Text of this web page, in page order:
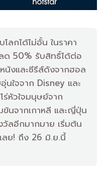
กได้ไม่อั้น ในราคา
ด 50% รับสิทธิ์ได้ต่อ
นังและซีรีส์ดังจากฮอล
นใจจาก Disney และ
หัวใจมนุษย์จาก
นจากเกาหลี และญี่ปุ่น
ลอีกมากมาย เริ่มต้น
ลย! ถึง 26 มิ.ย.นี้